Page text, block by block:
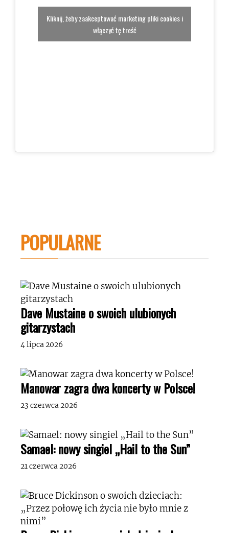
Kliknij, żeby zaakceptować marketing pliki cookies i
włączyć tę treść
POPULARNE
Dave Mustaine o swoich ulubionych
gitarzystach
4 lipca 2026
Manowar zagra dwa koncerty w Polsce!
23 czerwca 2026
Samael: nowy singiel „Hail to the Sun”
21 czerwca 2026